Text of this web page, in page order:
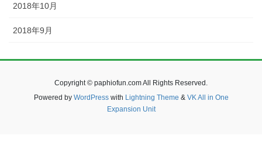
2018年10月
2018年9月
Copyright © paphiofun.com All Rights Reserved.
Powered by WordPresswith Lightning Theme & VK All in One
Expansion Unit